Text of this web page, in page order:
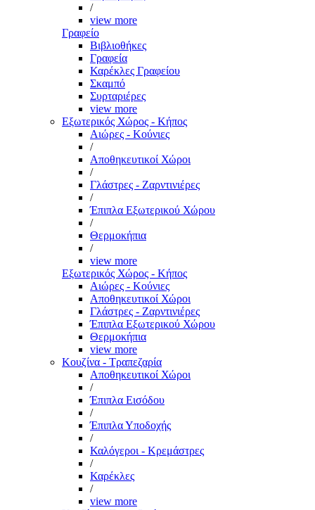
/
view more
Γραφείο
Βιβλιοθήκες
Γραφεία
Καρέκλες Γραφείου
Σκαμπό
Συρταριέρες
view more
Εξωτερικός Χώρος - Κήπος
Αιώρες - Κούνιες
/
Αποθηκευτικοί Χώροι
/
Γλάστρες - Ζαρντινιέρες
/
Έπιπλα Εξωτερικού Χώρου
/
Θερμοκήπια
/
view more
Εξωτερικός Χώρος - Κήπος
Αιώρες - Κούνιες
Αποθηκευτικοί Χώροι
Γλάστρες - Ζαρντινιέρες
Έπιπλα Εξωτερικού Χώρου
Θερμοκήπια
view more
Κουζίνα - Τραπεζαρία
Αποθηκευτικοί Χώροι
/
Έπιπλα Εισόδου
/
Έπιπλα Υποδοχής
/
Καλόγεροι - Κρεμάστρες
/
Καρέκλες
/
view more